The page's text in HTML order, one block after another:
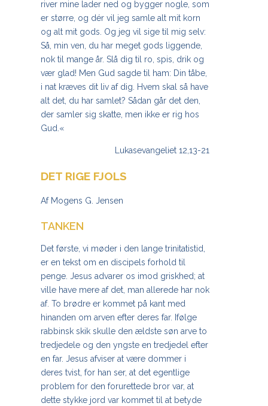
river mine lader ned og bygger nogle, som
er større, og dér vil jeg samle alt mit korn
og alt mit gods. Og jeg vil sige til mig selv:
Så, min ven, du har meget gods liggende,
nok til mange år. Slå dig til ro, spis, drik og
vær glad! Men Gud sagde til ham: Din tåbe,
i nat kræves dit liv af dig. Hvem skal så have
alt det, du har samlet? Sådan går det den,
der samler sig skatte, men ikke er rig hos
Gud.«
Lukasevangeliet 12,13-21
DET RIGE FJOLS
Af Mogens G. Jensen
TANKEN
Det første, vi møder i den lange trinitatistid,
er en tekst om en discipels forhold til
penge. Jesus advarer os imod griskhed; at
ville have mere af det, man allerede har nok
af. To brødre er kommet på kant med
hinanden om arven efter deres far. Ifølge
rabbinsk skik skulle den ældste søn arve to
tredjedele og den yngste en tredjedel efter
en far. Jesus afviser at være dommer i
deres tvist, for han ser, at det egentlige
problem for den forurettede bror var, at
dette stykke jord var kommet til at betyde